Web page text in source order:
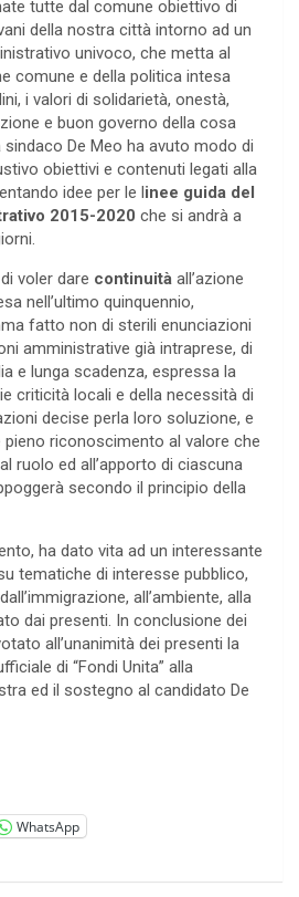
tutte dal comune obiettivo di
della nostra città intorno ad un
univoco, che metta al
comune e della politica intesa
i valori di solidarietà, onestà,
e buon governo della cosa
De Meo ha avuto modo di
obiettivi e contenuti legati alla
idee per le linee guida del
2015-2020 che si andrà a
voler dare continuità all’azione
nell’ultimo quinquennio,
fatto non di sterili enunciazioni
amministrative già intraprese, di
e lunga scadenza, espressa la
criticità locali e della necessità di
decise perla loro soluzione, e
pieno riconoscimento al valore che
ruolo ed all’apporto di ciascuna
secondo il principio della
ha dato vita ad un interessante
tematiche di interesse pubblico,
all’ambiente, alla
dai presenti. In conclusione dei
all’unanimità dei presenti la
di “Fondi Unita” alla
ed il sostegno al candidato De
WhatsApp